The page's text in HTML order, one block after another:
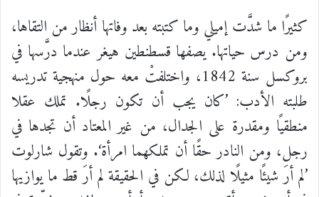
كثيرًا ما شدَّتإميلي وما كتبته بعد وفاتها أنظارمن التقاها،
ومن درس حياتها.يصفها قسطنطين هيغر عندما درَّسها في
بروكسل سنة 1842، واختلفتْ معه حول منهجية تدريسه
طلبته الأدب: ’كان يجب أن تكون رجلًا. تملك عقلا
منطقيًا ومقدرة على الجدال، من غير المعتاد أن تجدها في
رجل، ومن النادرحقًا أن تملكهما امرأة‘. وتقول شارلوت
’لمأرَ شيئًا مثيلًا لذلك، لكن في الحقيقةلمأرَ قط ما يوازيها